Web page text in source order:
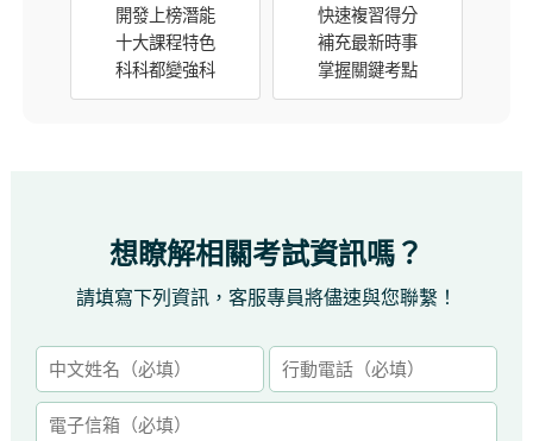
開發上榜潛能
十大課程特色
科科都變強科
快速複習得分
補充最新時事
掌握關鍵考點
想瞭解相關考試資訊嗎？
請填寫下列資訊，客服專員將儘速與您聯繫！